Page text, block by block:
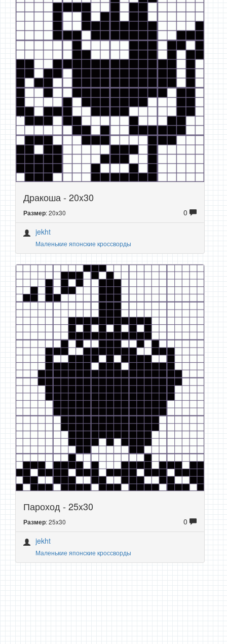
Дракоша - 20x30
Размер: 20x30
0
jekht
Маленькие японские кроссворды
Пароход - 25x30
Размер: 25x30
0
jekht
Маленькие японские кроссворды